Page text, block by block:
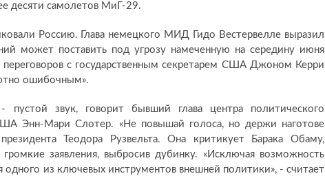
десяти самолетов МиГ-29.
Россию. Глава немецкого МИД Гидо Вестервелле выразил
может поставить под угрозу намеченную на середину июня
с государственным секретарем США Джоном Керри
ошибочным».
звук, говорит бывший глава центра политического
США Энн-Мари Слотер. «Не повышай голоса, но держи наготове
Теодора Рузвельта. Она критикует Барака Обаму,
заявления, выбросив дубинку. «Исключая возможность
из ключевых инструментов внешней политики», - считает